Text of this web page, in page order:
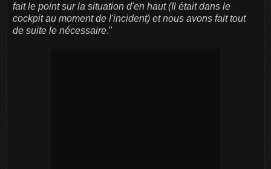
fait le point sur la situation d'en haut (Il était dans le
cockpit au moment de l'incident) et nous avons fait tout
de suite le nécessaire."